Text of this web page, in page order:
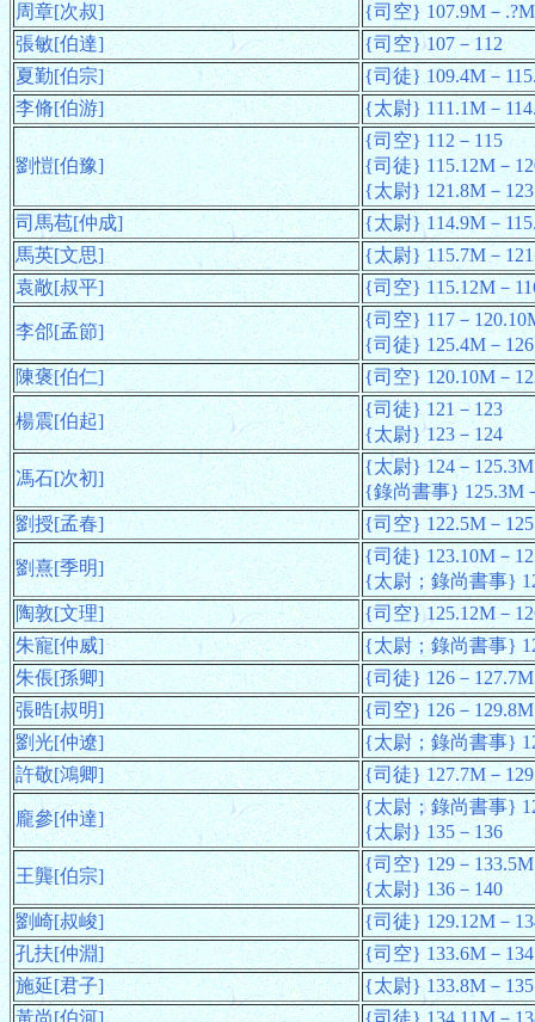
周章[次叔]
{司空} 107.9M－.?M
張敏[伯達]
{司空} 107－112
夏勤[伯宗]
{司徒} 109.4M－
李脩[伯游]
{太尉} 111.1M－
劉愷[伯豫]
{司空} 112－115
{司徒} 115.12M－
{太尉} 121.8M－123
司馬苞[仲成]
{太尉} 114.9M－
馬英[文思]
{太尉} 115.7M－
袁敞[叔平]
{司空} 115.12M－
李郃[孟節]
{司空} 117－
{司徒} 125.4M－
陳褒[伯仁]
{司空} 120.10M－
楊震[伯起]
{司徒} 121－123
{太尉} 123－124
馮石[次初]
{太尉} 124－125.3M
{錄尚書事} 125.3M
劉授[孟春]
{司空} 122.5M－125
劉熹[季明]
{司徒} 123.10M－
{太尉；錄尚書事}
陶敦[文理]
{司空} 125.12M－
朱寵[仲威]
{太尉；錄尚書事}
朱倀[孫卿]
{司徒} 126－127.7M
張晧[叔明]
{司空} 126－129.8M
劉光[仲遼]
{太尉；錄尚書事}
許敬[鴻卿]
{司徒} 127.7M－
龐參[仲達]
{太尉；錄尚書事}
{太尉} 135－136
王龔[伯宗]
{司空} 129－133.5M
{太尉} 136－140
劉崎[叔峻]
{司徒} 129.12M－
孔扶[仲淵]
{司空} 133.6M－
施延[君子]
{太尉} 133.8M－